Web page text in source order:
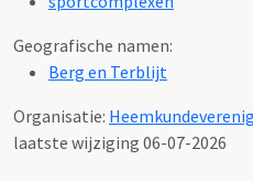
Geografische namen:
Berg en Terblijt
Organisatie:
laatste wijziging 06-07-2026